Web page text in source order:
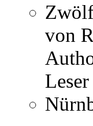
von